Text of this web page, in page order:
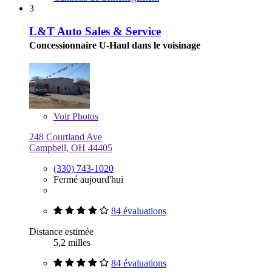
3
L&T Auto Sales & Service
Concessionnaire U-Haul dans le voisinage
VoirPhotos
248 Courtland Ave
Campbell, OH 44405
(330) 743-1020
Fermé aujourd'hui
84 évaluations
Distance estimée
5,2 milles
84 évaluations